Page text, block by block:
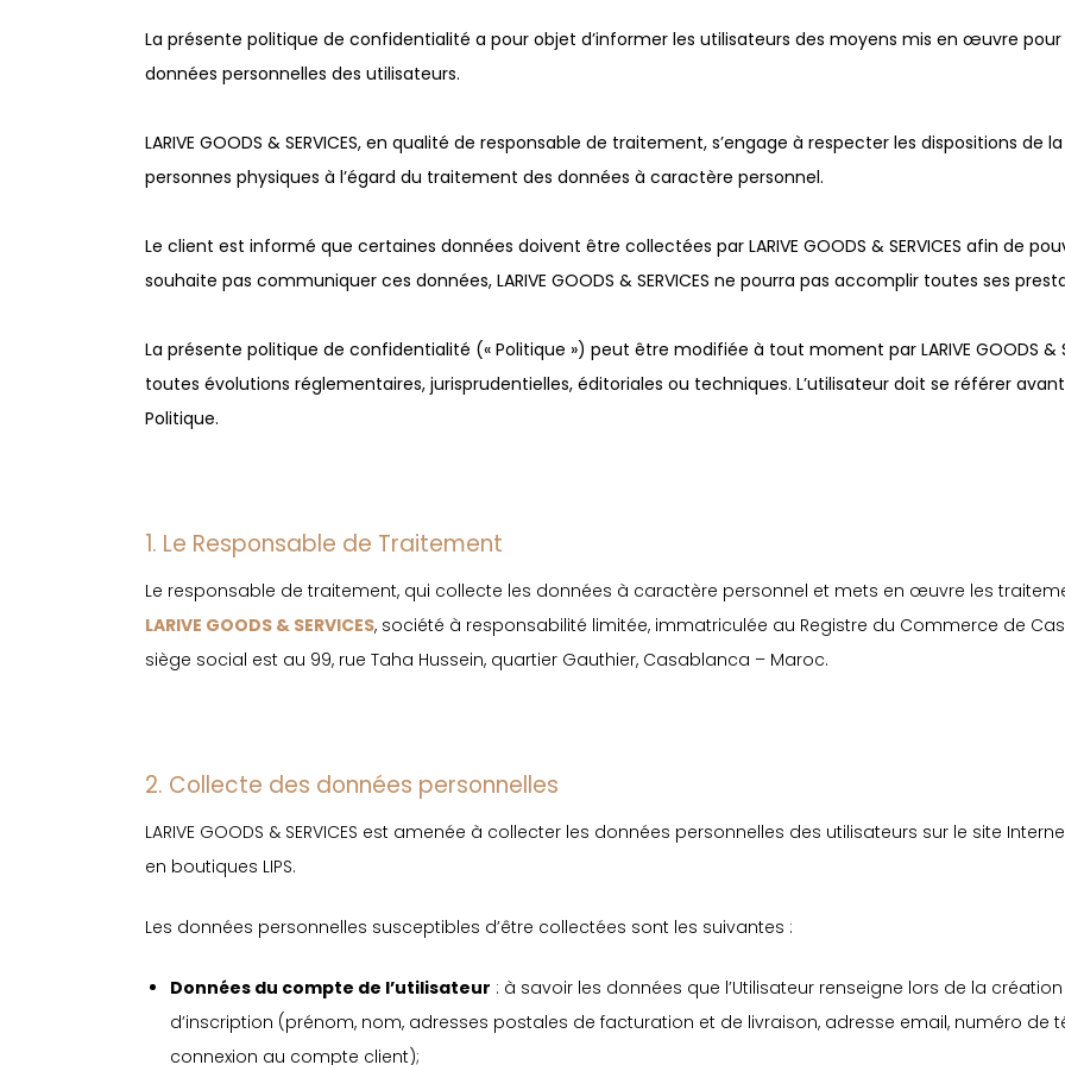
La présente politique de confidentialité a pour objet d’informer les utilisateurs des moyens mis en œuvre
données personnelles des utilisateurs.
LARIVE GOODS & SERVICES, en qualité de responsable de traitement, s’engage à respecter les dispositions
personnes physiques à l’égard du traitement des données à caractère personnel.
Le client est informé que certaines données doivent être collectées par LARIVE GOODS & SERVICES afin de
souhaite pas communiquer ces données, LARIVE GOODS & SERVICES ne pourra pas accomplir toutes ses
La présente politique de confidentialité (« Politique ») peut être modifiée à tout moment par LARIVE GOODS
toutes évolutions réglementaires, jurisprudentielles, éditoriales ou techniques. L’utilisateur doit se référer
Politique.
1. Le Responsable de Traitement
Le responsable de traitement, qui collecte les données à caractère personnel et mets en œuvre les
LARIVE GOODS & SERVICES, société à responsabilité limitée, immatriculée au Registre du Commerce de
siège social est au 99, rue Taha Hussein, quartier Gauthier, Casablanca – Maroc.
2. Collecte des données personnelles
LARIVE GOODS & SERVICES est amenée à collecter les données personnelles des utilisateurs sur le site
en boutiques LIPS.
Les données personnelles susceptibles d’être collectées sont les suivantes :
Données du compte de l’utilisateur : à savoir les données que l’Utilisateur renseigne lors de la
d’inscription (prénom, nom, adresses postales de facturation et de livraison, adresse email, numéro
connexion au compte client);